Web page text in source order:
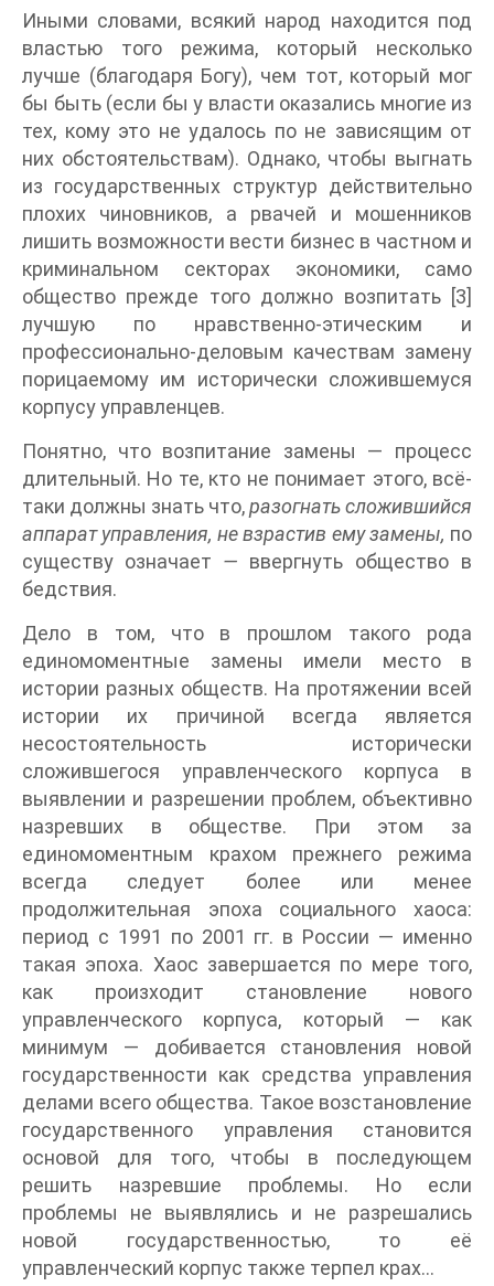
Иными словами, всякий народ находится под
властью того режима, который несколько
лучше (благодаря Богу), чем тот, который мог
бы быть (если бы у власти оказались многие из
тех, кому это не удалось по не зависящим от
них обстоятельствам). Однако, чтобы выгнать
из государственных структур действительно
плохих чиновников, а рвачей и мошенников
лишить возможности вести бизнес в частном и
криминальном секторах экономики, само
общество прежде того должно возпитать [3]
лучшую по нравственно-этическим и
профессионально-деловым качествам замену
порицаемому им исторически сложившемуся
корпусу управленцев.
Понятно, что возпитание замены — процесс
длительный. Но те, кто не понимает этого, всё-
таки должны знать что,разогнать сложившийся
аппарат управления, не взрастив ему замены, по
существу означает — ввергнуть общество в
бедствия.
Дело в том, что в прошлом такого рода
единомоментные замены имели место в
истории разных обществ. На протяжении всей
истории их причиной всегда является
несостоятельность исторически
сложившегося управленческого корпуса в
выявлении и разрешении проблем, объективно
назревших в обществе. При этом за
единомоментным крахом прежнего режима
всегда следует более или менее
продолжительная эпоха социального хаоса:
период с 1991 по 2001 гг. в России — именно
такая эпоха. Хаос завершается по мере того,
как произходит становление нового
управленческого корпуса, который — как
минимум — добивается становления новой
государственности как средства управления
делами всего общества. Такое возстановление
государственного управления становится
основой для того, чтобы в последующем
решить назревшие проблемы. Но если
проблемы не выявлялись и не разрешались
новой государственностью, то её
управленческий корпус также терпел крах…